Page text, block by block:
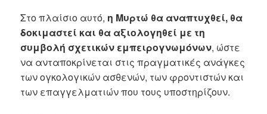
Στο πλαίσιο αυτό, η Μυρτώ θα αναπτυχθεί, θα
δοκιμαστεί και θα αξιολογηθεί με τη
συμβολή σχετικών εμπειρογνωμόνων, ώστε
να ανταποκρίνεται στις πραγματικές ανάγκες
των ογκολογικών ασθενών, των φροντιστών και
των επαγγελματιών που τους υποστηρίζουν.